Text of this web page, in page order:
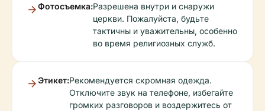
Фотосъемка:Разрешена внутри и снаружи
церкви. Пожалуйста, будьте
тактичны и уважительны, особенно
во время религиозных служб.
Этикет:Рекомендуется скромная одежда.
Отключите звук на телефоне, избегайте
громких разговоров и воздержитесь от